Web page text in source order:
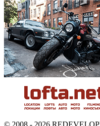
© 2008 - 2026